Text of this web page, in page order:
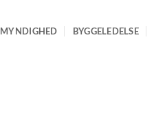
MYNDIGHED BYGGELEDELSE